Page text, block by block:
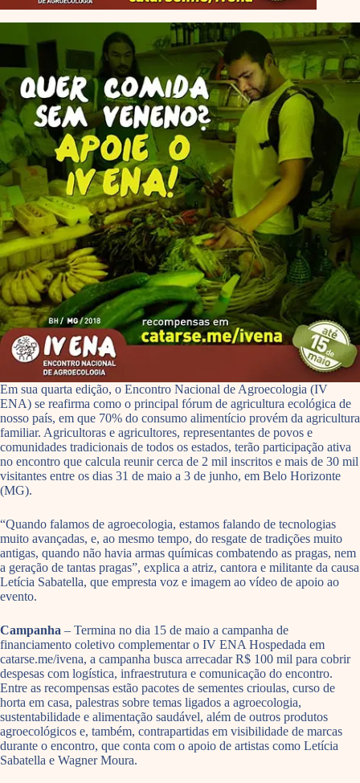
Em sua quarta edição, o Encontro Nacional de Agroecologia (IV
ENA) se reafirma como o principal fórum de agricultura ecológica de
nosso país, em que 70% do consumo alimentício provém da agricultura
familiar. Agricultoras e agricultores, representantes de povos e
comunidades tradicionais de todos os estados, terão participação ativa
no encontro que calcula reunir cerca de 2 mil inscritos e mais de 30 mil
visitantes entre os dias 31 de maio a 3 de junho, em Belo Horizonte
(MG).
“Quando falamos de agroecologia, estamos falando de tecnologias
muito avançadas, e, ao mesmo tempo, do resgate de tradições muito
antigas, quando não havia armas químicas combatendo as pragas, nem
a geração de tantas pragas”, explica a atriz, cantora e militante da causa
Letícia Sabatella, que empresta voz e imagem ao vídeo de apoio ao
evento.
Campanha – Termina no dia 15 de maio a campanha de
financiamento coletivo complementar o IV ENA Hospedada em
catarse.me/ivena, a campanha busca arrecadar R$ 100 mil para cobrir
despesas com logística, infraestrutura e comunicação do encontro.
Entre as recompensas estão pacotes de sementes crioulas, curso de
horta em casa, palestras sobre temas ligados a agroecologia,
sustentabilidade e alimentação saudável, além de outros produtos
agroecológicos e, também, contrapartidas em visibilidade de marcas
durante o encontro, que conta com o apoio de artistas como Letícia
Sabatella e Wagner Moura.